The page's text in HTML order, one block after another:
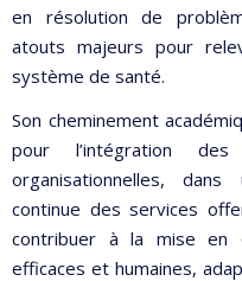
en résolution de
atouts majeurs pour
système de santé.
Son cheminement
pour l’intégration
organisationnelles, dans
continue des services
contribuer à la mise en
efficaces et humaines,